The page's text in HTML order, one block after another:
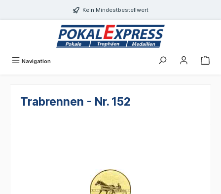
Kein Mindestbestellwert
Navigation
Trabrennen - Nr. 152